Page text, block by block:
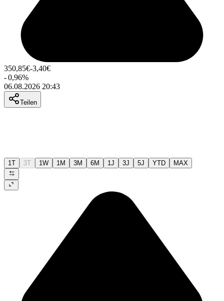
350,85€-3,40€
-0,96%
06.08.2026 20:43
Teilen
1T 3T 1W 1M 3M 6M 1J 3J 5J YTD MAX